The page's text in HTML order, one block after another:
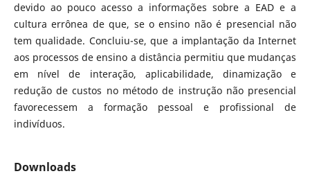
devido ao pouco acesso a informações sobre a EAD e a
cultura errônea de que, se o ensino não é presencial não
tem qualidade. Concluiu-se, que a implantação da Internet
aos processos de ensino a distância permitiu que mudanças
em nível de interação, aplicabilidade, dinamização e
redução de custos no método de instrução não presencial
favorecessem a formação pessoal e profissional de
indivíduos.
Downloads